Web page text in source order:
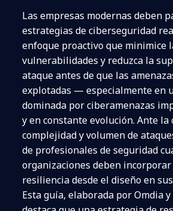
Las empresas modernas deben
estrategias de ciberseguridad
enfoque proactivo que minimice
vulnerabilidades y reduzca la
ataque antes de que las
explotadas — especialmente en
dominada por ciberamenazas
y en constante evolución. Ante la
complejidad y volumen de
de profesionales de seguridad
organizaciones deben
resiliencia desde el diseño en
Esta guía, elaborada por Omdia y